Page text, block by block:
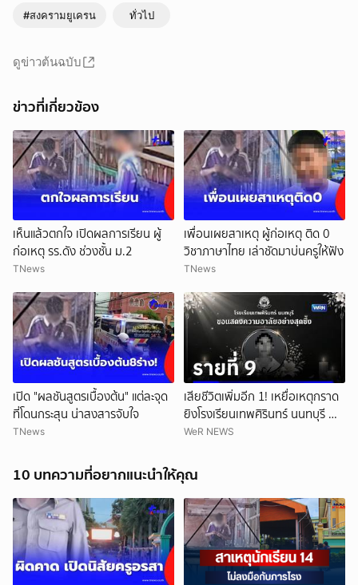
#สงครามยูเครน ทั่วไป
ดูข่าวต้นฉบับ
ข่าวที่เกี่ยวข้อง
เห็นแล้วตกใจ เปิดผลการเรียน ผู้
ก่อเหตุ รร.ดัง ช่วงชั้น ม.2
TNews
เพื่อนเผยสาเหตุ ผู้ก่อเหตุ ติด 0
วิชาภาษาไทย เล่าชัดมาบ่นครูให้ฟัง
TNews
เปิด "ผลชันสูตรเบื้องต้น" แต่ละจุด
ที่โดนกระสุน น่าสงสารจับใจ
TNews
เสียชีวิตเพิ่มอีก 1! เหยื่อเหตุกราด
ยิงโรงเรียนเทพศิรินทร์ นนทบุรี ทำ
ยอดเสียชีวิตสะสมรวมเป็น 9 ราย
WeR NEWS
10 บทความที่อยากแนะนำให้คุณ